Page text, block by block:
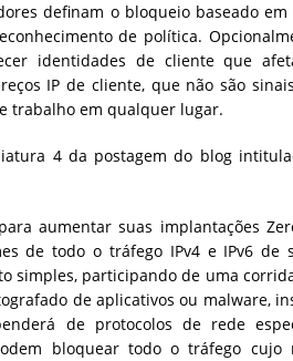
definam o bloqueio baseado
de política.
identidades de cliente que
IP de cliente, que não são
trabalho em qualquer lugar.
aumentar suas implantações
de todo o tráfego IPv4 e IPv6 de
simples, participando de uma
de aplicativos ou malware,
de protocolos de rede
bloquear todo o tráfego cujo